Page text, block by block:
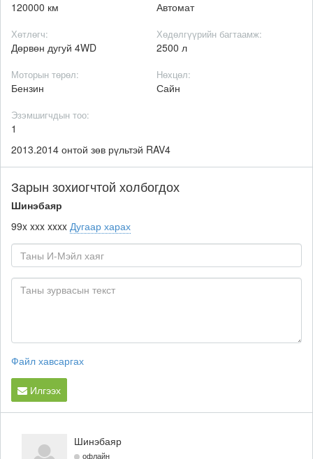
120000 км Автомат
Хөтлөгч:
Дөрвөн дугуй 4WD
Хөдөлгүүрийн багтаамж:
2500 л
Моторын төрөл:
Бензин
Нөхцөл:
Сайн
Эзэмшигчдын тоо:
1
2013.2014 онтой зөв рүльтэй RAV4
Зарын зохиогчтой холбогдох
Шинэбаяр
99x xxx xxxx Дугаар харах
Файл хавсаргах
Илгээх
Шинэбаяр
офлайн